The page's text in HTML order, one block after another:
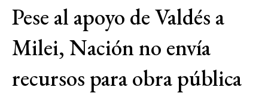
Pese al apoyo de Valdés a
Milei, Nación no envía
recursos para obra pública